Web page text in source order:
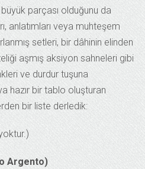
parçası olduğunu da
anlatımları veya muhteşem
setleri, bir dâhinin elinden
aşmış aksiyon sahneleri gibi
ve durdur tuşuna
hazır bir tablo oluşturan
bir liste derledik:
Argento)